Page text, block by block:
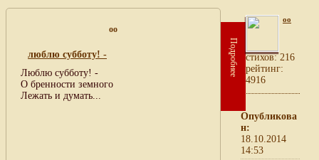
oo
люблю субботу! -
Люблю субботу! -
О бренности земного
Лежать и думать...
Подробнее
oo
cтихов: 216
рейтинг:
4916
Опубликова
н:
18.10.2014
14:53